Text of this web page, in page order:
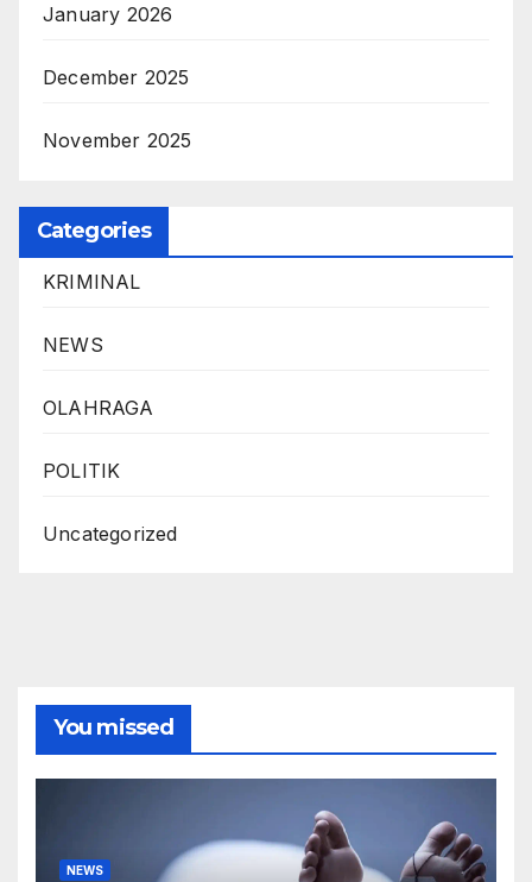
January 2026
December 2025
November 2025
Categories
KRIMINAL
NEWS
OLAHRAGA
POLITIK
Uncategorized
You missed
NEWS